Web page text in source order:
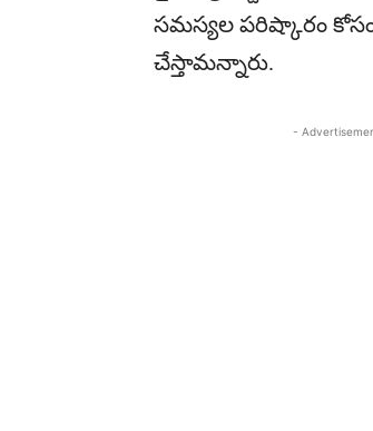
సమస్యల పరిష్కారం
చేస్తామన్నారు.
-